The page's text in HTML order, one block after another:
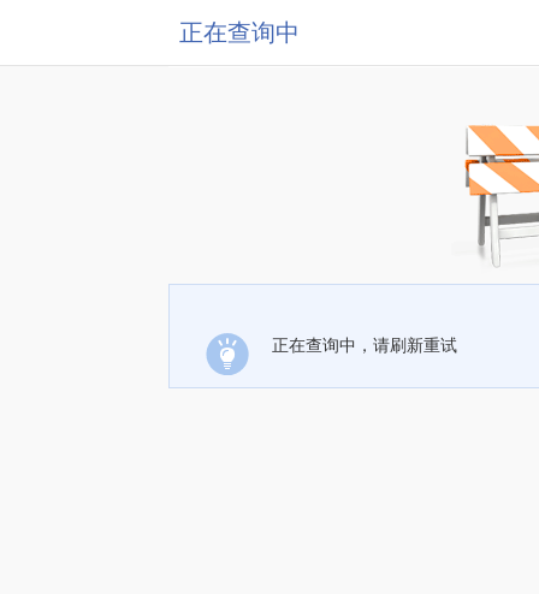
正在查询中
正在查询中，请刷新重试